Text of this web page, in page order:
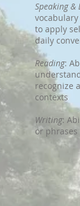
Speaking &
to apply
daily
Reading:
recognize
contexts
Writing:
or